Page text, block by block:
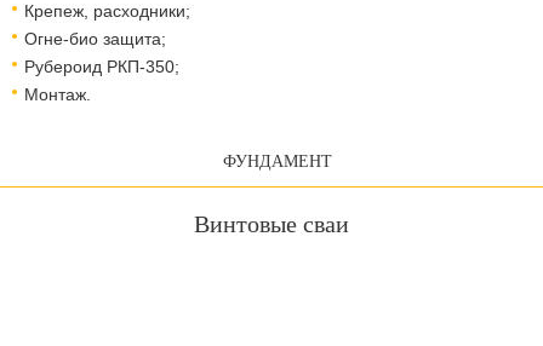
Крепеж, расходники;
Огне-био защита;
Рубероид РКП-350;
Монтаж.
ФУНДАМЕНТ
Винтовые сваи